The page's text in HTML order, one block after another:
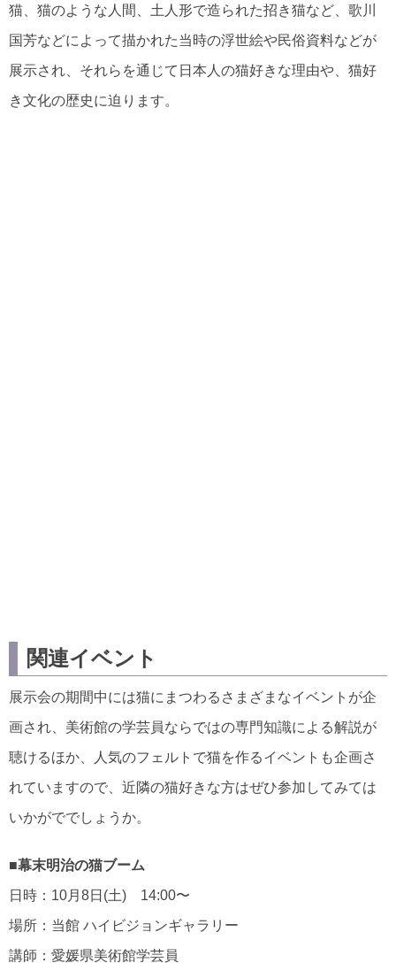
猫、猫のような人間、土人形で造られた招き猫など、歌川
国芳などによって描かれた当時の浮世絵や民俗資料などが
展示され、それらを通じて日本人の猫好きな理由や、猫好
き文化の歴史に迫ります。
関連イベント
展示会の期間中には猫にまつわるさまざまなイベントが企
画され、美術館の学芸員ならではの専門知識による解説が
聴けるほか、人気のフェルトで猫を作るイベントも企画さ
れていますので、近隣の猫好きな方はぜひ参加してみては
いかがででしょうか。
■幕末明治の猫ブーム
日時：10月8日(土) 14:00〜
場所：当館 ハイビジョンギャラリー
講師：愛媛県美術館学芸員